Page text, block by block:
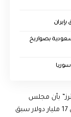
بصواريخ
بأن مجلس
السلام بقيادة ترامب لم يتلق سوى جزء ضئيل من 17 مليار دولار سبق